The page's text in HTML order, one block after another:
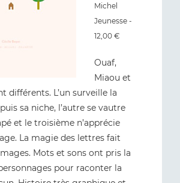
Michel
Jeunesse -
12,00 €
Ouaf,
Miaou et
différents. L’un surveille la
sa niche, l’autre se vautre
et le troisième n’apprécie
La magie des lettres fait
Mots et sons ont pris la
pour raconter la